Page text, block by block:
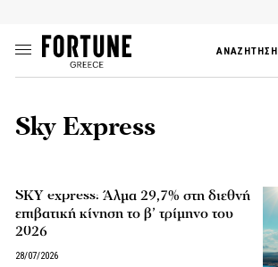
ΑΝΑΖΗΤΗΣΗ
Sky Express
SKY express: Άλμα 29,7% στη διεθνή
επιβατική κίνηση το β’ τρίμηνο του
2026
28/07/2026